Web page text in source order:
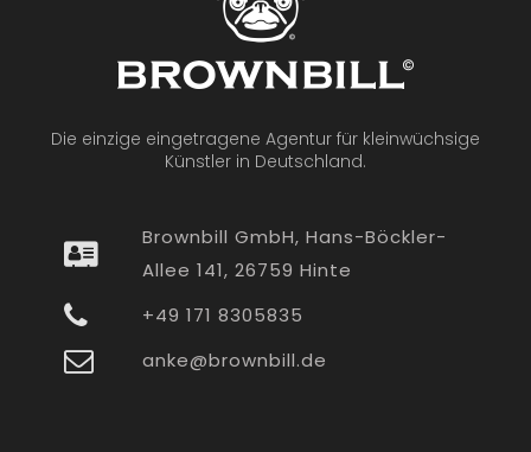
Die einzige eingetragene Agentur für kleinwüchsige
Künstler in Deutschland.
Brownbill GmbH, Hans-Böckler-
Allee 141, 26759 Hinte
+49 171 8305835
anke@brownbill.de